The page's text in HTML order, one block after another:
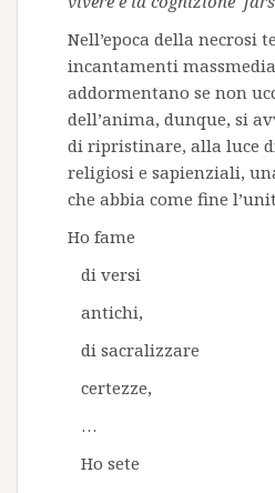
Nell’epoca della necrosi
incantamenti
addormentano se non
dell’anima, dunque, si
di ripristinare, alla luce
religiosi e sapienziali,
che abbia come fine
Ho fame
di versi
antichi,
di sacralizzare
certezze,
…
Ho sete